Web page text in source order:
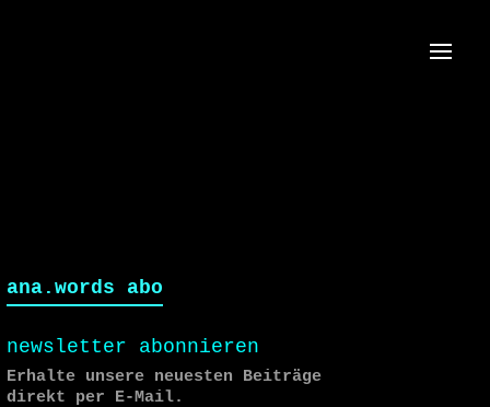
ana.words abo
newsletter abonnieren
Erhalte unsere neuesten Beiträge
direkt per E-Mail.